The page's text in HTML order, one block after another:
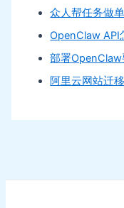
众人帮任务做
OpenClaw API
部署
阿里云网站迁